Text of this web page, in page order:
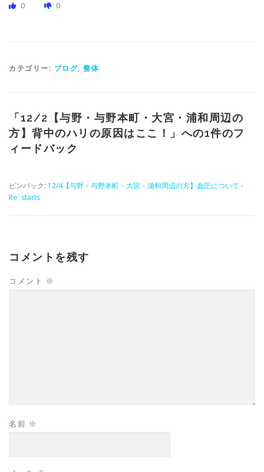
0
0
カテゴリー: ブログ, 整体
「 12/2【与野・与野本町・大宮・浦和周辺の
方】背中のハリの原因はここ！
」への1件のフ
ィードバック
ピンバック: 12/4【与野・与野本町・大宮・浦和周辺の方】血圧について -
Re' starts
コメントを残す
コメント ※
名前 ※